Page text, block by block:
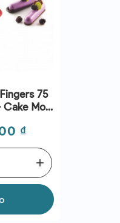
75
Cake Mold
₫
add